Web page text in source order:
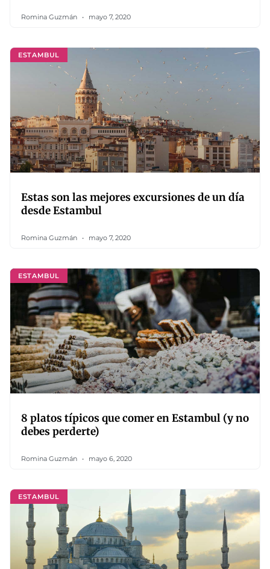
Romina Guzmán mayo 7, 2020
ESTAMBUL
Estas son las mejores excursiones de un día
desde Estambul
Romina Guzmán mayo 7, 2020
ESTAMBUL
8 platos típicos que comer en Estambul (y no
debes perderte)
Romina Guzmán mayo 6, 2020
ESTAMBUL